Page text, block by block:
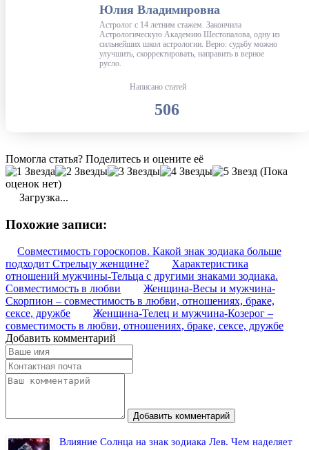
Юлия Владимировна
Астролог с 14 летним стажем. Закончила
Астрологическую Академию Шестопалова, одну из
сильнейших школ астрологии. Верю: судьбу можно
улучшить, скорректировать, направить в верное
русло.
Написано статей
506
Помогла статья? Поделитесь и оцените её
(Пока
оценок нет)
Загрузка...
Похожие записи:
Совместимость гороскопов. Какой знак зодиака больше
подходит Стрельцу женщине?
Характеристика
отношений мужчины-Тельца с другими знаками зодиака.
Совместимость в любви
Женщина-Весы и мужчина-
Скорпион – совместимость в любви, отношениях, браке,
сексе, дружбе
Женщина-Телец и мужчина-Козерог –
совместимость в любви, отношениях, браке, сексе, дружбе
Добавить комментарий
Добавить комментарий
Влияние Солнца на знак зодиака Лев. Чем наделяет